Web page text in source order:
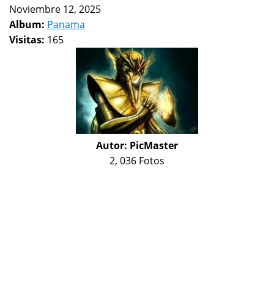
Noviembre 12, 2025
Album: Panama
Visitas: 165
Autor: PicMaster
2, 036 Fotos